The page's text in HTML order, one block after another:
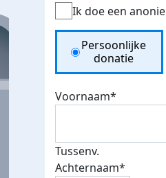
Ik doe een
Donation Type
Persoonlijke
donatie
Voornaam*
Tussenv.
Achternaam*